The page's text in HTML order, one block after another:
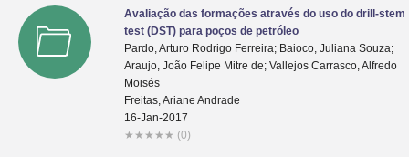
Avaliação das formações através do uso do drill-stem
test (DST) para poços de petróleo
Pardo, Arturo Rodrigo Ferreira; Baioco, Juliana Souza;
Araujo, João Felipe Mitre de; Vallejos Carrasco, Alfredo
Moisés
Freitas, Ariane Andrade
16-Jan-2017
★ ★ ★ ★ ★ (0)